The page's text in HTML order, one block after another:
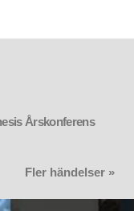
Årskonferens
Fler händelser »